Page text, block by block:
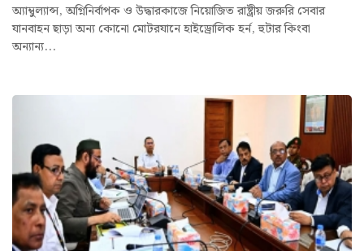
অ্যাম্বুল্যান্স, অগ্নিনির্বাপক ও উদ্ধারকাজে নিয়োজিত রাষ্ট্রীয় জরুরি সেবার
যানবাহন ছাড়া অন্য কোনো মোটরযানে হাইড্রোলিক হর্ন, হুটার কিংবা
অন্যান্য...